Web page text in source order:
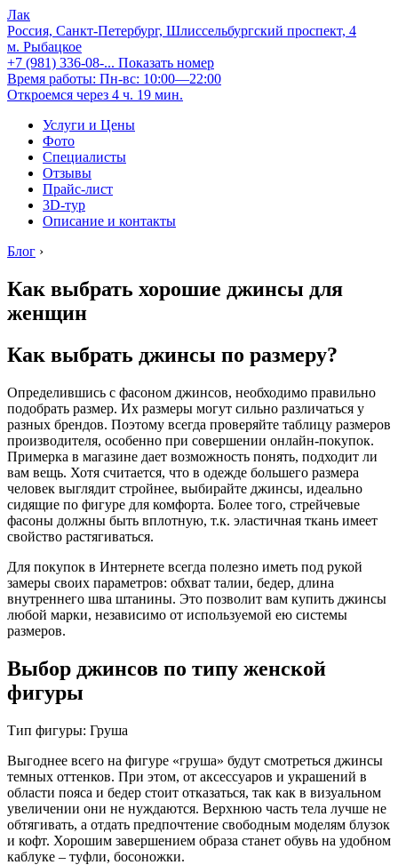
Лак
Россия, Санкт-Петербург, Шлиссельбургский проспект, 4
м. Рыбацкое
+7 (981) 336-08-... Показать номер
Время работы: Пн-вс: 10:00—22:00
Откроемся через 4 ч. 19 мин.
Услуги и Цены
Фото
Специалисты
Отзывы
Прайс-лист
3D-тур
Описание и контакты
Блог ›
Как выбрать хорошие джинсы для
женщин
Как выбрать джинсы по размеру?
Определившись с фасоном джинсов, необходимо правильно
подобрать размер. Их размеры могут сильно различаться у
разных брендов. Поэтому всегда проверяйте таблицу размеров
производителя, особенно при совершении онлайн-покупок.
Примерка в магазине дает возможность понять, подходит ли
вам вещь. Хотя считается, что в одежде большего размера
человек выглядит стройнее, выбирайте джинсы, идеально
сидящие по фигуре для комфорта. Более того, стрейчевые
фасоны должны быть вплотную, т.к. эластичная ткань имеет
свойство растягиваться.
Для покупок в Интернете всегда полезно иметь под рукой
замеры своих параметров: обхват талии, бедер, длина
внутреннего шва штанины. Это позволит вам купить джинсы
любой марки, независимо от используемой ею системы
размеров.
Выбор джинсов по типу женской
фигуры
Тип фигуры: Груша
Выгоднее всего на фигуре «груша» будут смотреться джинсы
темных оттенков. При этом, от аксессуаров и украшений в
области пояса и бедер стоит отказаться, так как в визуальном
увеличении они не нуждаются. Верхнюю часть тела лучше не
обтягивать, а отдать предпочтение свободным моделям блузок
и кофт. Хорошим завершением образа станет обувь на удобном
каблуке – туфли, босоножки.